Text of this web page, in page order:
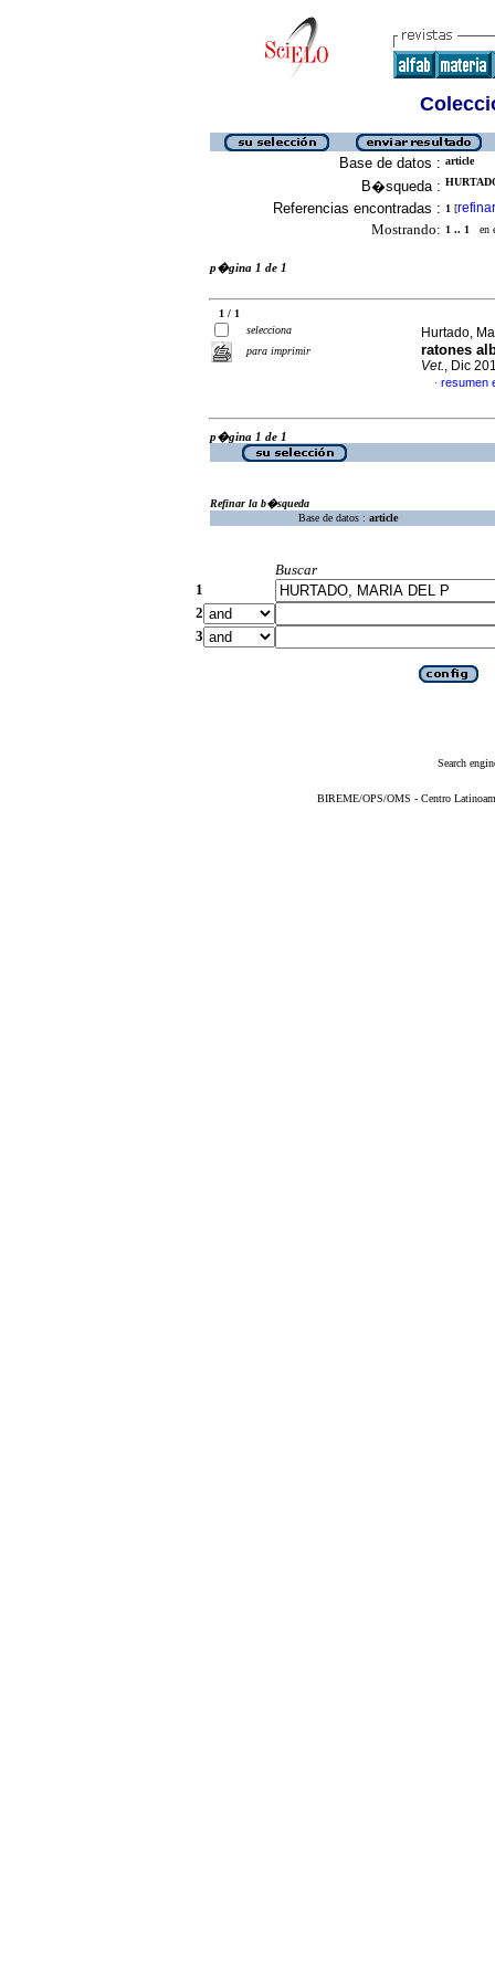
Base de datos : article
B�squeda :
Referencias encontradas : 1 [refinar
Mostrando: 1 .. 1 en
p�gina 1 de 1
1 / 1
selecciona
para imprimir
Hurtado,
ratones
Vet., Dic
· resumen
p�gina 1 de 1
Refinar la b�squeda
Base de datos : article
Buscar
1
2
3
Search
BIREME/OPS/OMS - Centro